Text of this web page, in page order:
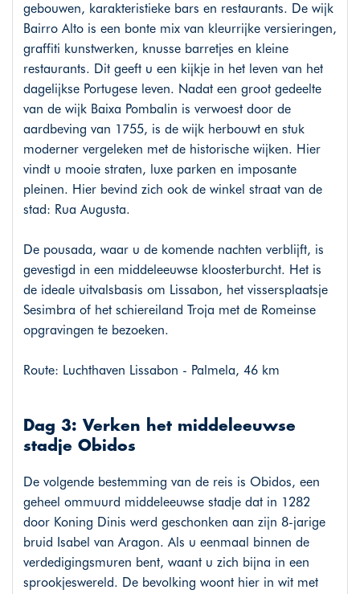
gebouwen, karakteristieke bars en restaurants. De wijk
Bairro Alto is een bonte mix van kleurrijke versieringen,
graffiti kunstwerken, knusse barretjes en kleine
restaurants. Dit geeft u een kijkje in het leven van het
dagelijkse Portugese leven. Nadat een groot gedeelte
van de wijk Baixa Pombalin is verwoest door de
aardbeving van 1755, is de wijk herbouwt en stuk
moderner vergeleken met de historische wijken. Hier
vindt u mooie straten, luxe parken en imposante
pleinen. Hier bevind zich ook de winkel straat van de
stad: Rua Augusta.
De pousada, waar u de komende nachten verblijft, is
gevestigd in een middeleeuwse kloosterburcht. Het is
de ideale uitvalsbasis om Lissabon, het vissersplaatsje
Sesimbra of het schiereiland Troja met de Romeinse
opgravingen te bezoeken.
Route: Luchthaven Lissabon - Palmela, 46 km
Dag 3: Verken het middeleeuwse
stadje Obidos
De volgende bestemming van de reis is Obidos, een
geheel ommuurd middeleeuwse stadje dat in 1282
door Koning Dinis werd geschonken aan zijn 8-jarige
bruid Isabel van Aragon. Als u eenmaal binnen de
verdedigingsmuren bent, waant u zich bijna in een
sprookjeswereld. De bevolking woont hier in wit met